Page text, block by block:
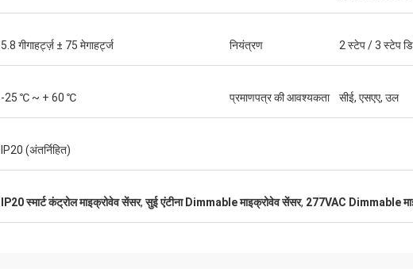
5.8 गीगाहर्ट्ज़ ± 75 मेगाहर्ट्ज नियंत्रण 2 स्टेप / 3 स्टेप
-25 ℃ ~ + 60 ℃ प्रमाणपत्र की आवश्यकता सीई, एसएए, उल
IP20 (अंतर्निहित)
IP20 स्मार्ट कंट्रोल माइक्रोवेव सेंसर,सुई एंटीना Dimmable माइक्रोवेव सेंसर, 277VAC Dimmable